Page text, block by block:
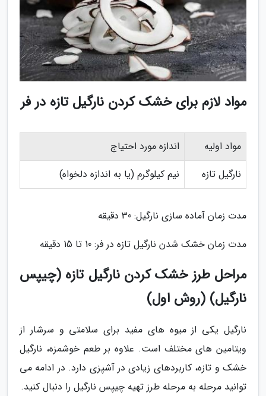
مواد لازم برای خشک کردن نارگیل تازه در فر
مواد اولیه
اندازه مورد احتیاج
نارگیل تازه
نیم کیلوگرم (یا به اندازه دلخواه)
مدت زمان آماده سازی نارگیل: 30 دقیقه
مدت زمان خشک شدن نارگیل تازه در فر: 10 تا 15 دقیقه
مراحل طرز خشک کردن نارگیل تازه (چیپس
نارگیل) (روش اول)
نارگیل یکی از میوه های مفید برای سلامتی و سرشار از
ویتامین های مختلف است. علاوه بر طعم خوشمزه، نارگیل
خشک و تازه، کاربردهای زیادی در آشپزی دارد. در ادامه می
توانید مرحله به مرحله طرز تهیه چیپس نارگیل را دنبال کنید.